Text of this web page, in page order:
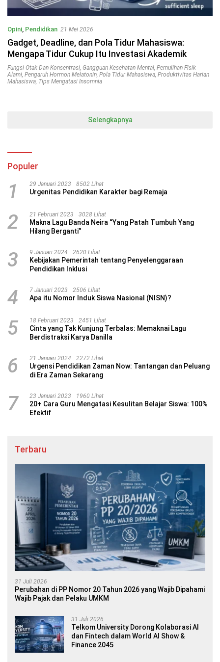
Opini, Pendidikan 21 Mei 2026
Gadget, Deadline, dan Pola Tidur Mahasiswa:
Mengapa Tidur Cukup Itu Investasi Akademik
Fungsi Otak Dan Konsentrasi, Gangguan Kesehatan Mental, Pemulihan Fisik
Alami, Pengaruh Hormon Melatonin, Pola Tidur Mahasiswa, Produktivitas Harian
Mahasiswa, Tips Mengatasi Insomnia
Selengkapnya
Populer
1 29 Januari 2023 8502 Lihat
Urgenitas Pendidikan Karakter bagi Remaja
2 21 Februari 2023 3028 Lihat
Makna Lagu Banda Neira “Yang Patah Tumbuh Yang
Hilang Berganti”
3 9 Januari 2024 2620 Lihat
Kebijakan Pemerintah tentang Penyelenggaraan
Pendidikan Inklusi
4 7 Januari 2023 2506 Lihat
Apa itu Nomor Induk Siswa Nasional (NISN)?
5 18 Februari 2023 2451 Lihat
Cinta yang Tak Kunjung Terbalas: Memaknai Lagu
Berdistraksi Karya Danilla
6 21 Januari 2024 2272 Lihat
Urgensi Pendidikan Zaman Now: Tantangan dan Peluang
di Era Zaman Sekarang
7 23 Januari 2023 1960 Lihat
20+ Cara Guru Mengatasi Kesulitan Belajar Siswa: 100%
Efektif
Terbaru
31 Juli 2026
Perubahan di PP Nomor 20 Tahun 2026 yang Wajib Dipahami
Wajib Pajak dan Pelaku UMKM
31 Juli 2026
Telkom University Dorong Kolaborasi AI
dan Fintech dalam World AI Show &
Finance 2045